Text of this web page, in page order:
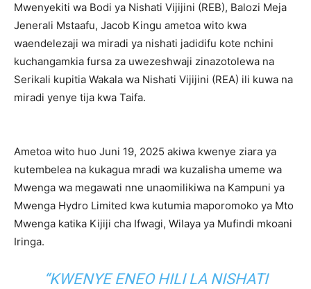
Mwenyekiti wa Bodi ya Nishati Vijijini (REB), Balozi Meja
Jenerali Mstaafu, Jacob Kingu ametoa wito kwa
waendelezaji wa miradi ya nishati jadidifu kote nchini
kuchangamkia fursa za uwezeshwaji zinazotolewa na
Serikali kupitia Wakala wa Nishati Vijijini (REA) ili kuwa na
miradi yenye tija kwa Taifa.
Ametoa wito huo Juni 19, 2025 akiwa kwenye ziara ya
kutembelea na kukagua mradi wa kuzalisha umeme wa
Mwenga wa megawati nne unaomilikiwa na Kampuni ya
Mwenga Hydro Limited kwa kutumia maporomoko ya Mto
Mwenga katika Kijiji cha Ifwagi, Wilaya ya Mufindi mkoani
Iringa.
“KWENYE ENEO HILI LA NISHATI